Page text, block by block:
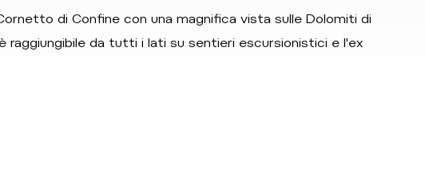
di Confine con una magnifica vista sulle Dolomiti di
da tutti i lati su sentieri escursionistici e l'ex